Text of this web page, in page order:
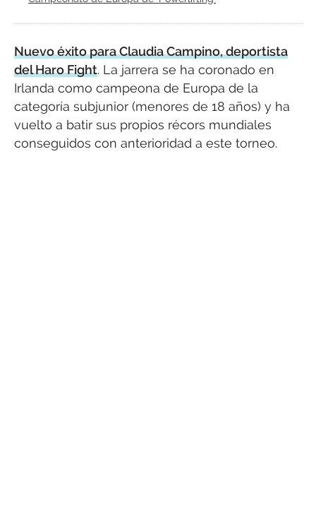
Nuevo éxito para Claudia Campino, deportista
del Haro Fight. La jarrera se ha coronado en
Irlanda como campeona de Europa de la
categoría subjunior (menores de 18 años) y ha
vuelto a batir sus propios récors mundiales
conseguidos con anterioridad a este torneo.